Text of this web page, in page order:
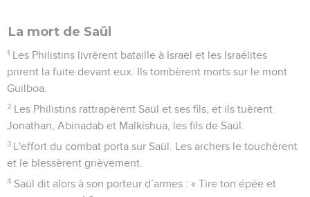
La mort de Saül
1 Les Philistins livrèrent bataille à Israël et les Israélites
prirent la fuite devant eux. Ils tombèrent morts sur le mont
Guilboa.
2 Les Philistins rattrapèrent Saül et ses fils, et ils tuèrent
Jonathan, Abinadab et Malkishua, les fils de Saül.
3 L'effort du combat porta sur Saül. Les archers le touchèrent
et le blessèrent grièvement.
4 Saül dit alors à son porteur d’armes : « Tire ton épée et